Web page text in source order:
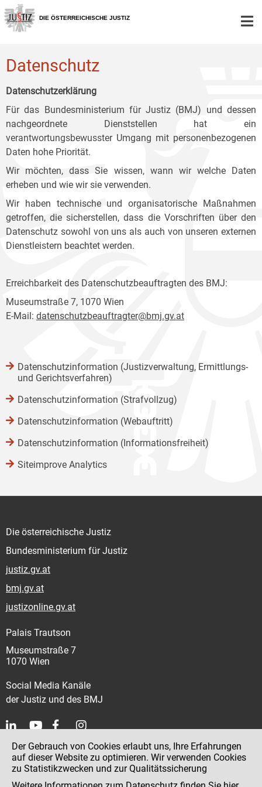
Zur
Hauptnavigation
[1]
Zum
Inhalt
[2]
Zum
Untermenü
[3]
DIE ÖSTERREICHISCHE JUSTIZ
Datenschutz
Datenschutzerklärung
Für das Bundesministerium für Justiz (BMJ) und dessen
nachgeordnete Dienststellen hat ein
verantwortungsbewusster Umgang mit personenbezogenen
Daten hohe Priorität.
Wir möchten, dass Sie wissen, wann wir welche Daten
erheben und wie wir sie verwenden.
Wir haben technische und organisatorische Maßnahmen
getroffen, die sicherstellen, dass die Vorschriften über den
Datenschutz sowohl von uns als auch von unseren externen
Dienstleistern beachtet werden.
Erreichbarkeit des Datenschutzbeauftragten des BMJ:
Museumstraße 7, 1070 Wien
E-Mail: datenschutzbeauftragter@bmj.gv.at
Datenschutzinformation (Justizverwaltung, Ermittlungs-
und Gerichtsverfahren)
Datenschutzinformation (Strafvollzug)
Datenschutzinformation (Webauftritt)
Datenschutzinformation (Informationsfreiheit)
Siteimprove Analytics
Die österreichische Justiz
Bundesministerium für Justiz
justiz.gv.at
bmj.gv.at
justizonline.gv.at
Palais Trautson
Museumstraße 7
1070 Wien
Social Media Kanäle
der Justiz und des BMJ
Kontakt
Impressum
Der Gebrauch von Cookies erlaubt uns, Ihre Erfahrungen
auf dieser Website zu optimieren. Wir verwenden Cookies
zu Statistikzwecken und zur Qualitätssicherung